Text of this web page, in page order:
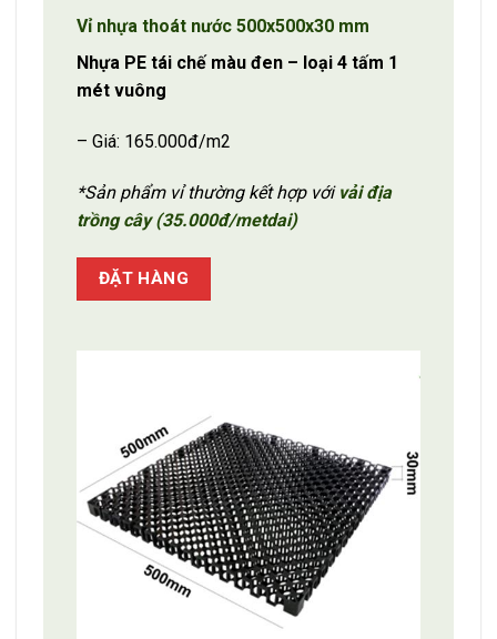
Vỉ nhựa thoát nước 500x500x30 mm
Nhựa PE tái chế màu đen – loại 4 tấm 1
mét vuông
– Giá: 165.000đ/m2
*Sản phẩm vỉ thường kết hợp với vải địa
trồng cây (35.000đ/metdai)
ĐẶT HÀNG